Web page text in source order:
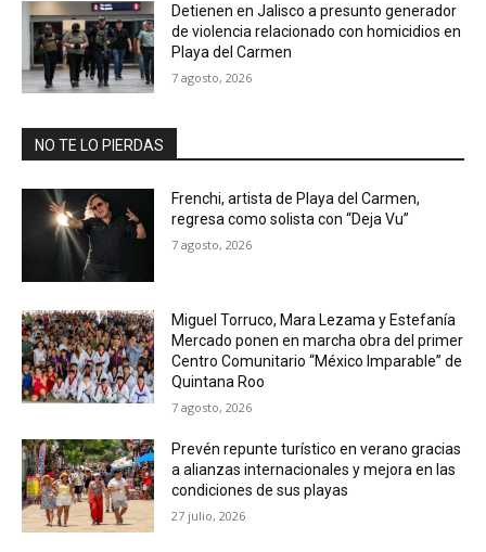
Detienen en Jalisco a presunto generador
de violencia relacionado con homicidios en
Playa del Carmen
7 agosto, 2026
NO TE LO PIERDAS
Frenchi, artista de Playa del Carmen,
regresa como solista con “Deja Vu”
7 agosto, 2026
Miguel Torruco, Mara Lezama y Estefanía
Mercado ponen en marcha obra del primer
Centro Comunitario “México Imparable” de
Quintana Roo
7 agosto, 2026
Prevén repunte turístico en verano gracias
a alianzas internacionales y mejora en las
condiciones de sus playas
27 julio, 2026